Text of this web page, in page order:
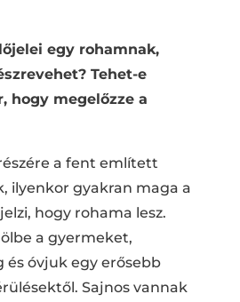
egy rohamnak,
Tehet-e
hogy megelőzze a
a fent említett
ilyenkor gyakran maga a
hogy rohama lesz.
a gyermeket,
és óvjuk egy erősebb
Sajnos vannak